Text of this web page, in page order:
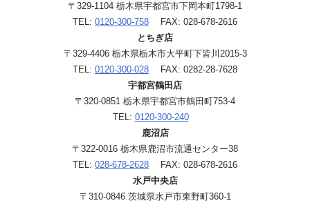
〒329-1104 栃木県宇都宮市下岡本町1798-1
TEL: 0120-300-758 FAX: 028-678-2616
とちぎ店
〒329-4406 栃木県栃木市大平町下皆川2015-3
TEL: 0120-300-028 FAX: 0282-28-7628
宇都宮鶴田店
〒320-0851 栃木県宇都宮市鶴田町753-4
TEL: 0120-300-240
鹿沼店
〒322-0016 栃木県鹿沼市流通センター38
TEL: 028-678-2628 FAX: 028-678-2616
水戸中央店
〒310-0846 茨城県水戸市東野町360-1